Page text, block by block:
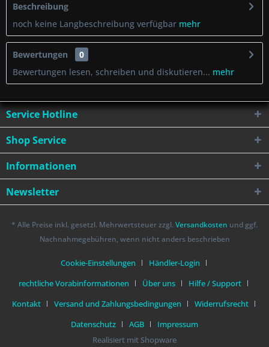
Beschreibung
noch keine Langbeschreibung verfügbar mehr
Bewertungen
0
Bewertungen lesen, schreiben und diskutieren... mehr
Service Hotline
Shop Service
Informationen
Newsletter
* Alle Preise inkl. gesetzl. Mehrwertsteuer zzgl. Versandkosten und ggf.
Nachnahmegebühren, wenn nicht anders beschrieben
Cookie-Einstellungen
Händler-Login
rechtliche Vorabinformationen
Über uns
Hilfe / Support
Kontakt
Versand und Zahlungsbedingungen
Widerrufsrecht
Datenschutz
AGB
Impressum
Realisiert mit Shopware